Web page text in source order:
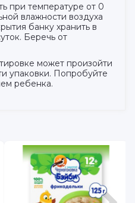
при температуре от 0
влажности воздуха
банку хранить в
Беречь от
может произойти
упаковки. Попробуйте
ребенка.